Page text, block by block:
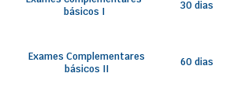
básicos I
30 dias
Exames Complementares
básicos II
60 dias